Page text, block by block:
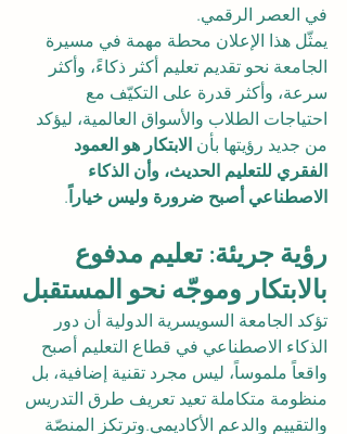
في العصر الرقمي.
يمثّل هذا الإعلان محطة مهمة في مسيرة
الجامعة نحو تقديم تعليم أكثر ذكاءً، وأكثر
سرعة، وأكثر قدرة على التكيّف مع
احتياجات الطلاب والأسواق العالمية، ليؤكد
من جديد رؤيتها بأن الابتكار هو العمود
الفقري للتعليم الحديث، وأن الذكاء
الاصطناعي أصبح ضرورة وليس خياراً.
رؤية جريئة: تعليم مدفوع
بالابتكار وموجّه نحو المستقبل
تؤكد الجامعة السويسرية الدولية أن دور
الذكاء الاصطناعي في قطاع التعليم أصبح
واقعاً ملموساً، ليس مجرد تقنية إضافية، بل
منظومة متكاملة تعيد تعريف طرق التدريس
والتقييم والدعم الأكاديمي.وترتكز المنصّة